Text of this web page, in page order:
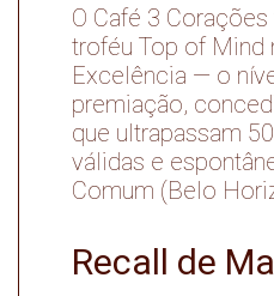
O Café 3
troféu Top of Mind
Excelência — o
premiação,
que ultrapassam
válidas e
Comum (Belo
Recall de